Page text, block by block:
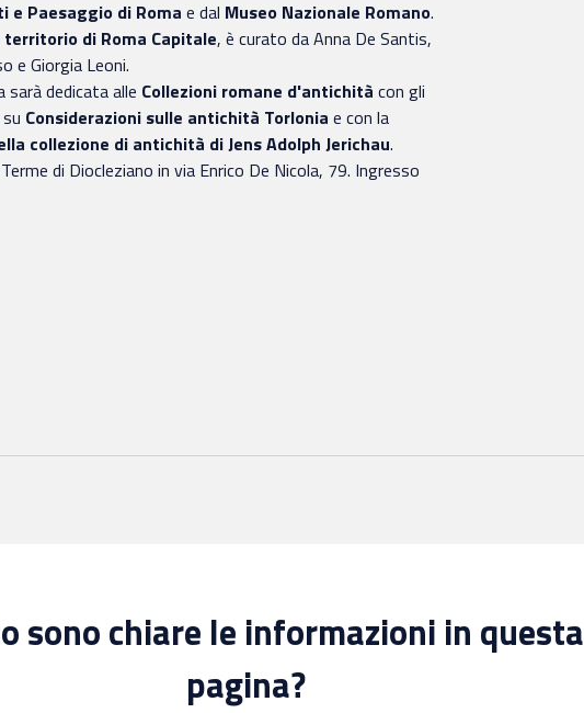
e Paesaggio di Roma e dal Museo Nazionale Romano.
di Roma Capitale, è curato da Anna De Santis,
e Giorgia Leoni.
dedicata alle Collezioni romane d'antichità con gli
Considerazioni sulle antichità Torlonia e con la
collezione di antichità di Jens Adolph Jerichau.
di Diocleziano in via Enrico De Nicola, 79. Ingresso
sono chiare le informazioni in questa
pagina?